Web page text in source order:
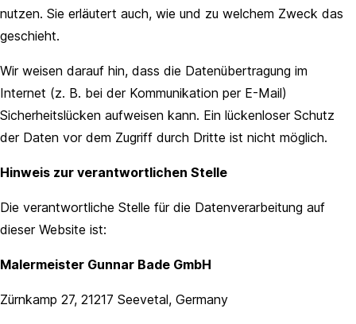
nutzen. Sie erläutert auch, wie und zu welchem Zweck das
geschieht.
Wir weisen darauf hin, dass die Datenübertragung im
Internet (z. B. bei der Kommunikation per E-Mail)
Sicherheitslücken aufweisen kann. Ein lückenloser Schutz
der Daten vor dem Zugriff durch Dritte ist nicht möglich.
Hinweis zur verantwortlichen Stelle
Die verantwortliche Stelle für die Datenverarbeitung auf
dieser Website ist:
Malermeister Gunnar Bade GmbH
Zürnkamp 27, 21217 Seevetal, Germany